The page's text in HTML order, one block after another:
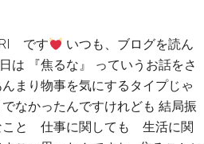
です
いつも、ブログを読ん
『焦るな』 っていうお話をさ
まり物事を気にするタイプじゃ
なかったんですけれども 結局振
こと 仕事に関しても 生活に関